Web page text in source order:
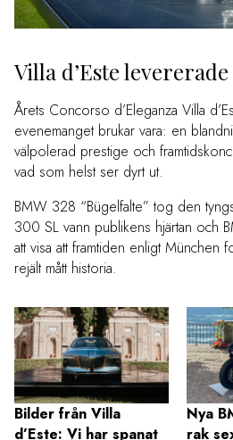
Villa d’Este
Årets Concorso d’Eleganza Villa
evenemanget brukar vara: en
välpolerad prestige och
vad som helst ser dyrt ut.
BMW 328 “Bügelfalte” tog den
300 SL vann publikens hjärtan och
att visa att framtiden enligt München
rejält mått historia.
Bilder från Villa
d’Este: Vi har spanat
Nya
rak